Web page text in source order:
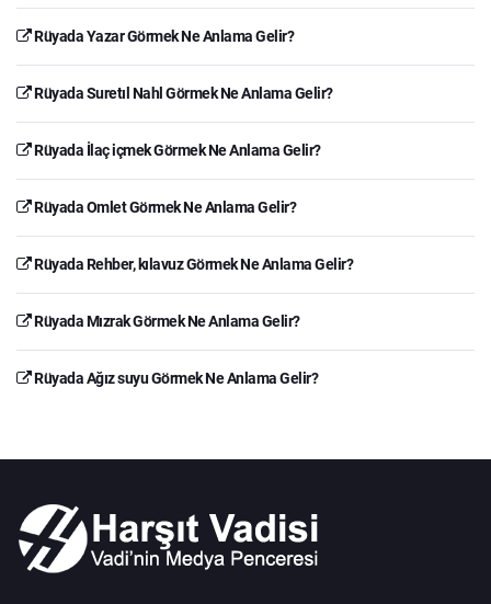
Rüyada Yazar Görmek Ne Anlama Gelir?
Rüyada Suretıl Nahl Görmek Ne Anlama Gelir?
Rüyada İlaç içmek Görmek Ne Anlama Gelir?
Rüyada Omlet Görmek Ne Anlama Gelir?
Rüyada Rehber, kılavuz Görmek Ne Anlama Gelir?
Rüyada Mızrak Görmek Ne Anlama Gelir?
Rüyada Ağız suyu Görmek Ne Anlama Gelir?